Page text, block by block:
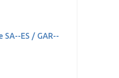
ES / GAR--